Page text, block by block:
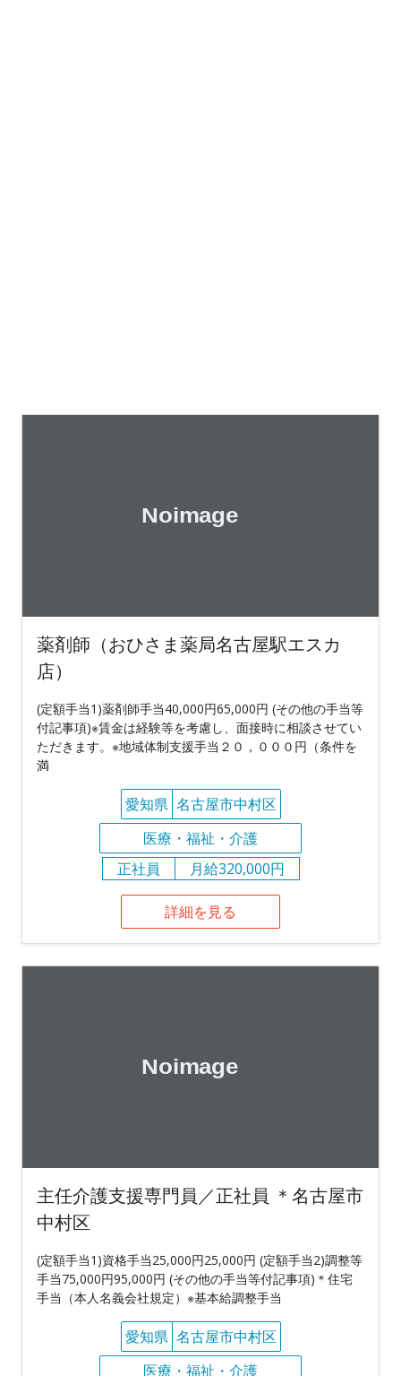
薬剤師（おひさま薬局名古屋駅エスカ
店）
(定額手当1)薬剤師手当40,000円65,000円 (その他の手当等
付記事項)※賃金は経験等を考慮し、面接時に相談させてい
ただきます。※地域体制支援手当２０，０００円（条件を
満
愛知県 名古屋市中村区
医療・福祉・介護
正社員
月給320,000円
詳細を見る
主任介護支援専門員／正社員 ＊名古屋市
中村区
(定額手当1)資格手当25,000円25,000円 (定額手当2)調整等
手当75,000円95,000円 (その他の手当等付記事項)＊住宅
手当（本人名義会社規定）※基本給調整手当
愛知県 名古屋市中村区
医療・福祉・介護